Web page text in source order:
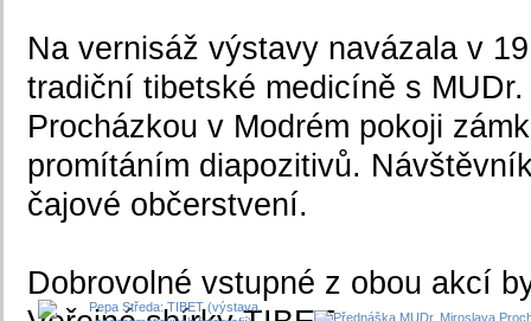
Na vernisáž výstavy navázala v
tradiční tibetské medicíně s
Procházkou v Modrém pokoji
promítáním diapozitivů.
čajové občerstvení.
Dobrovolné vstupné z obou akcí